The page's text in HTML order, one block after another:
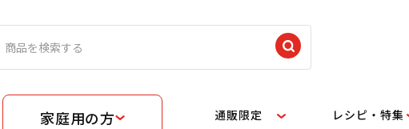
家庭用の方 通販限定 レシピ・特集